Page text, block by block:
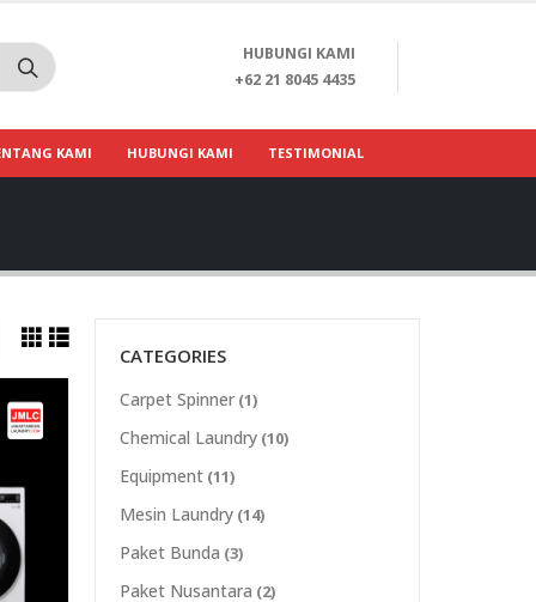
HUBUNGI KAMI
+62 21 8045 4435
KAMI HUBUNGI KAMI TESTIMONIAL
CATEGORIES
Carpet Spinner (1)
Chemical Laundry (10)
Equipment (11)
Mesin Laundry (14)
Paket Bunda (3)
Paket Nusantara (2)